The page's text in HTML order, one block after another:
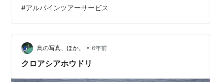
ドリ３種類と会うことができました。感激です。 三宅島
では、アホウドリ達（３種）の群れに…
#アルパインツアーサービス
鳥の写真、ほか。 • 6年前
クロアシアホウドリ